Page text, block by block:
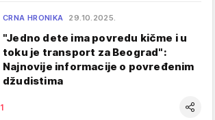
CRNA HRONIKA 29.10.2025.
"Jedno dete ima povredu kičme i u
toku je transport za Beograd":
Najnovije informacije o povređenim
džudistima
1